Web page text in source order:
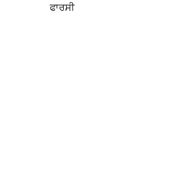
ਫਾਰਸੀ